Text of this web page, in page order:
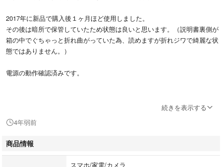
2017年に新品で購入後１ヶ月ほど使用しました。
その後は暗所で保管していたため状態は良いと思います。（説明書裏側が
箱の中でぐちゃっと折れ曲がっていた為、読めますが折れジワで綺麗な状
態ではありません。）
電源の動作確認済みです。
以下、購入サイトからコピーした商品説明文です。
本体:幅30.4cm×奥行34.5cm×高さ5.4cm
続きを表示する
4年弱前
商品情報
スマホ/家電/カメラ